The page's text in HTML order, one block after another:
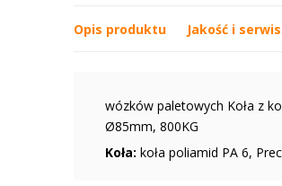
Opis produktu Jakość i
wózków paletowych Koła z
Ø85mm, 800KG
Koła: koła poliamid PA 6,